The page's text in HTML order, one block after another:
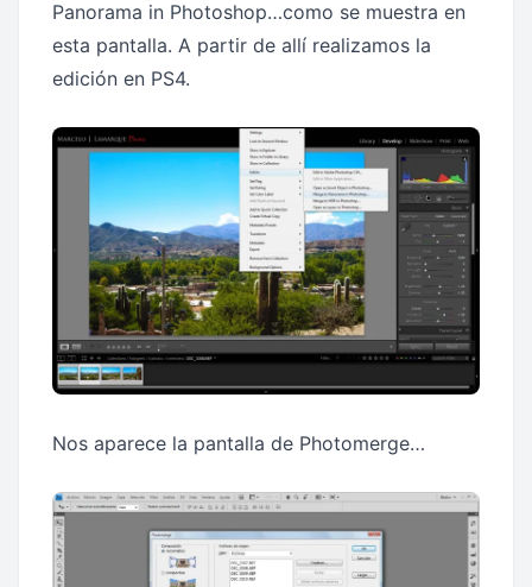
Panorama in Photoshop…como se muestra en
esta pantalla. A partir de allí realizamos la
edición en PS4.
Nos aparece la pantalla de Photomerge…